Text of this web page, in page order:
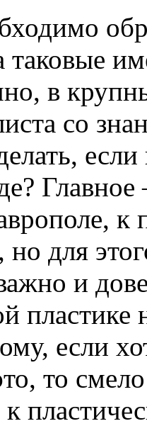
таковые
в
со
но для
и
пластике
если
то
к